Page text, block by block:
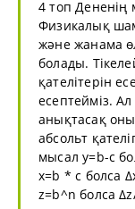
4 топ Дененің
Физикалық
және жанама
болады.
қателітерін
есептейміз.
анықтасақ
абсольт
мысал y=b-c
x=b * c болса
z=b^n болса